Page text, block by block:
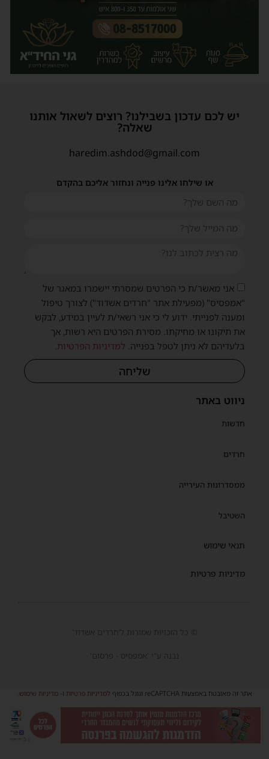
ניווט באתר
חדשות
חרדים
ממסדרונות העירייה
השטיבל
תנאי שימוש
מדיניות פרטיות
יש לכם עדכון בשבילנו? רוצים לשאול אותנו
שאלה?
haredim.ashdod@gmail.com
או שילחו אלינו פנייה ונחזור אליכם בהקדם
אני מאשר/ת כי הפרטים שמסרתי יישמרו במאגר של
"אמפסיס" (מפעילת אתר "חרדים אשדוד") לצורך טיפול
ומענה לפנייתי. ידוע לי כי אני רשאי/ת לעיין במידע, לבקש
את תיקונו או מחיקתו. מסירת הפרטים היא רשות, אך
בלעדיהם לא ניתן לטפל בפנייה.למדיניות הפרטיות.
שליחה
© כל הזכויות שמורות ל'חרדים אשדוד'
נבנה ע"י 'אמפסיס - פרסום'
אתר זה מאובטח באמצעות reCAPTCHA וגוגל בכפוף למדיניות פרטיותו-מדיניות שימוש.